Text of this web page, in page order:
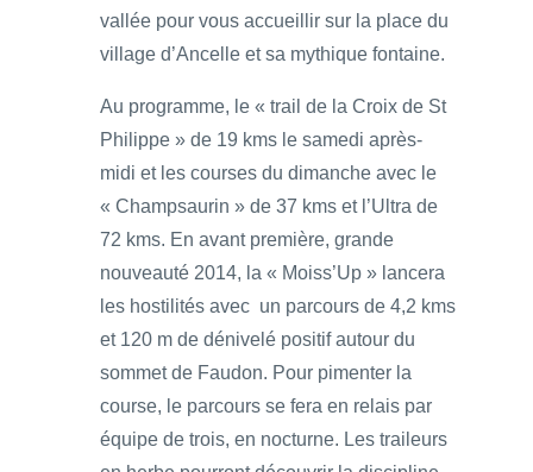
vallée pour vous accueillir sur la place du
village d’Ancelle et sa mythique fontaine.
Au programme, le « trail de la Croix de St
Philippe » de 19 kms le samedi après-
midi et les courses du dimanche avec le
« Champsaurin » de 37 kms et l’Ultra de
72 kms. En avant première, grande
nouveauté 2014, la « Moiss’Up » lancera
les hostilités avec un parcours de 4,2 kms
et 120 m de dénivelé positif autour du
sommet de Faudon. Pour pimenter la
course, le parcours se fera en relais par
équipe de trois, en nocturne. Les traileurs